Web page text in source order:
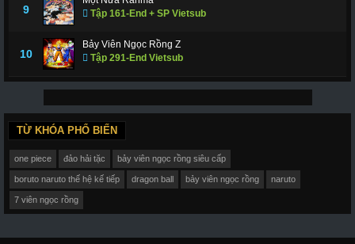
9
Tập 161-End + SP Vietsub
10
Bảy Viên Ngọc Rồng Z
Tập 291-End Vietsub
TỪ KHÓA PHỔ BIẾN
one piece đảo hải tặc bảy viên ngọc rồng siêu cấp
boruto naruto thế hệ kế tiếp dragon ball bảy viên ngọc rồng naruto
7 viên ngọc rồng